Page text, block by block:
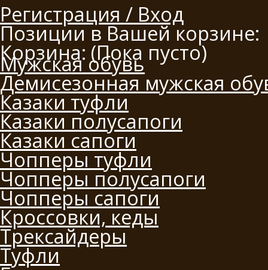
Регистрация / Вход
Позиции в Вашей корзине:
Корзина: (Пока пусто)
Мужская обувь
Демисезонная мужская
Казаки туфли
Казаки полусапоги
Казаки сапоги
Чопперы туфли
Чопперы полусапоги
Чопперы сапоги
Кроссовки, кеды
Трексайдеры
Туфли